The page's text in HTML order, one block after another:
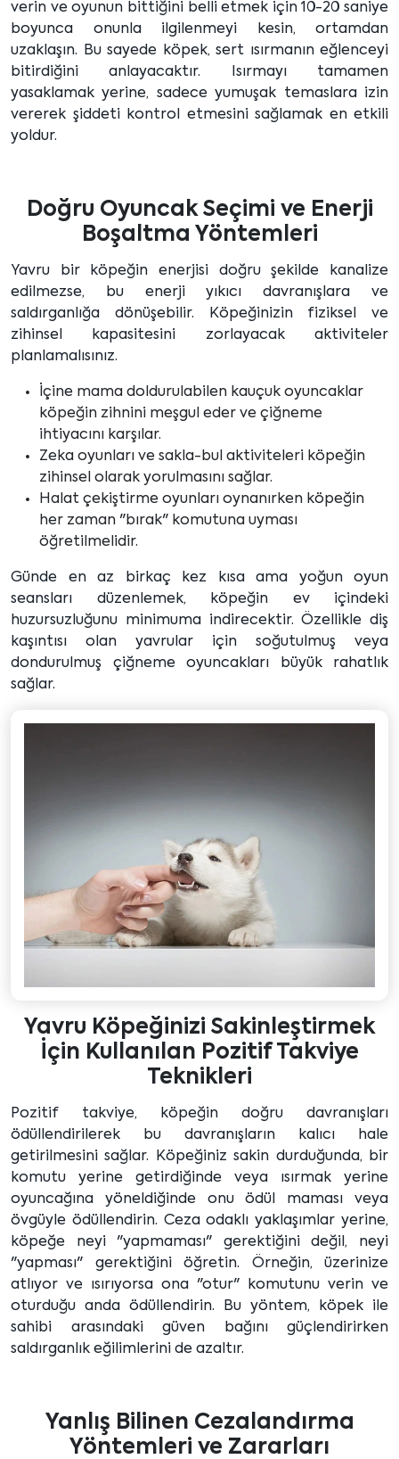
verin ve oyunun bittiğini belli etmek için 10-20 saniye
boyunca onunla ilgilenmeyi kesin, ortamdan
uzaklaşın. Bu sayede köpek, sert ısırmanın eğlenceyi
bitirdiğini anlayacaktır. Isırmayı tamamen
yasaklamak yerine, sadece yumuşak temaslara izin
vererek şiddeti kontrol etmesini sağlamak en etkili
yoldur.
Doğru Oyuncak Seçimi ve Enerji
Boşaltma Yöntemleri
Yavru bir köpeğin enerjisi doğru şekilde kanalize
edilmezse, bu enerji yıkıcı davranışlara ve
saldırganlığa dönüşebilir. Köpeğinizin fiziksel ve
zihinsel kapasitesini zorlayacak aktiviteler
planlamalısınız.
İçine mama doldurulabilen kauçuk oyuncaklar
köpeğin zihnini meşgul eder ve çiğneme
ihtiyacını karşılar.
Zeka oyunları ve sakla-bul aktiviteleri köpeğin
zihinsel olarak yorulmasını sağlar.
Halat çekiştirme oyunları oynanırken köpeğin
her zaman "bırak" komutuna uyması
öğretilmelidir.
Günde en az birkaç kez kısa ama yoğun oyun
seansları düzenlemek, köpeğin ev içindeki
huzursuzluğunu minimuma indirecektir. Özellikle diş
kaşıntısı olan yavrular için soğutulmuş veya
dondurulmuş çiğneme oyuncakları büyük rahatlık
sağlar.
Yavru Köpeğinizi Sakinleştirmek
İçin Kullanılan Pozitif Takviye
Teknikleri
Pozitif takviye, köpeğin doğru davranışları
ödüllendirilerek bu davranışların kalıcı hale
getirilmesini sağlar. Köpeğiniz sakin durduğunda, bir
komutu yerine getirdiğinde veya ısırmak yerine
oyuncağına yöneldiğinde onu ödül maması veya
övgüyle ödüllendirin. Ceza odaklı yaklaşımlar yerine,
köpeğe neyi "yapmaması" gerektiğini değil, neyi
"yapması" gerektiğini öğretin. Örneğin, üzerinize
atlıyor ve ısırıyorsa ona "otur" komutunu verin ve
oturduğu anda ödüllendirin. Bu yöntem, köpek ile
sahibi arasındaki güven bağını güçlendirirken
saldırganlık eğilimlerini de azaltır.
Yanlış Bilinen Cezalandırma
Yöntemleri ve Zararları